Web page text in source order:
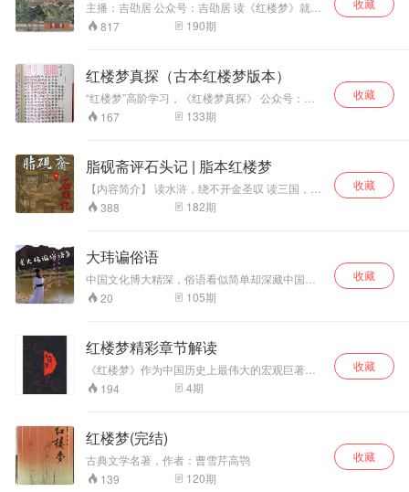
斋”，就是清代文学
家蒲松龄的书屋；
大诗人刘禹锡，他
的居所兼书房就
叫“陋室”；梁启超
的书斋叫“饮冰
叫“未厌居”，然
后，正在诵读永绥
吉劭的小米粥脱口
而出：我们的叫“吉
劭居”吧。 指薪修
应自然，修德积
福，薪火相传，永
远平安美好。好，
那就吉劭居吧！ 吉
语、老子、庄子、
大学、中庸、千家
诗等多部经典的朗
读与讲解，现在，
让我们一起开始
《千字文》的朗诵
与解读吧。 《千字
文》和《三字经》
连内外、云贵山
蒙古高原、天山南
北、世界屋脊、海
上明珠，共254
地，将绮丽的风景
与迷人的风情,立体
地呈现。 丰满的知
天地浩然之正气，
在小小童心中萌
居）
​主播：吉劭居 公众号：吉劭居 读《红楼梦》就如
打开了一幅充满历史气息的栩栩如生的历史长
卷，这一时期中国社会缓慢转型的历史面貌，都
《红楼梦十五讲》，包含刘梦溪、冯其庸、蔡义
江、马瑞芳、叶朗、龚鹏程、刘敬圻、李希凡、
张锦池、吕启祥、孙逊、刘广定、童元方、周汝
昌、刘再复等名家的“红楼梦十五讲”。
817 190期
收藏
红楼梦真探（古本红楼梦版本）
“红楼梦”高阶学习，《红楼梦真探》​ 公众号：文
艺真探社。 传播红楼梦文化，探究石头记谜团。
一入红楼深似海，从此探佚是日常。 一部分版本
167 133期
收藏
脂砚斋评石头记 | 脂本红楼梦
【内容简介】 读水浒，绕不开金圣叹 读三国，绕
不开毛宗岗 读西游，绕不开李卓吾 读红楼梦，也
一定绕不开脂砚斋 想要真正读红楼梦，脂砚斋评
多，大致分为两个体系： 一个是仅流传前八十
回、保留脂砚斋评语的抄本系统，俗称脂评本；
另一个是经过程伟元、高鹗整理补缀，删去所有
脂砚斋评语并续写完成一百二十回的程高本。 而
我们更推荐读脂评本，因为 脂评本更接近原著面
次评点，这些评点或者批语是最符合曹公思想
的，也是阅读红楼梦过程中一个不可或缺的组成
部分。 比如《红楼梦》第八回，贾宝玉跑到梨香
院看薛宝钗，正闲话时，林妹妹来了。 程甲本里
了进来”。 几个字，黛玉的形象就有了天壤之别，
脂评本的“摇摇”更美，选对版本，读红楼句句入
魂。 想开启红楼密室，脂砚斋批语是钥匙。
388 182期
收藏
大玮谝俗语
中国文化博大精深，俗语看似简单却深藏中国人
的生活智慧和处世哲学。听大玮谝俗语，偶尔在
饭局上来一段，引得点赞无数……
20 105期
收藏
红楼梦精彩章节解读
《红楼梦》作为中国历史上最伟大的宏观巨著，
是白话小说的巅峰，我们选取了书中有联系的章
节，组成了多个精彩系列，同时在播讲时加入个
194 4期
收藏
红楼梦(完结)
古典文学名著，作者：曹雪芹高鹗
139
120期
收藏